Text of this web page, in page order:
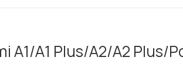
A1/A1 Plus/A2/A2